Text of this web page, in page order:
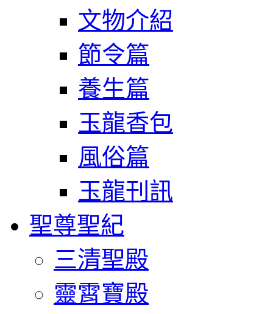
文物介紹
節令篇
養生篇
玉龍香包
風俗篇
玉龍刊訊
聖尊聖紀
三清聖殿
靈霄寶殿